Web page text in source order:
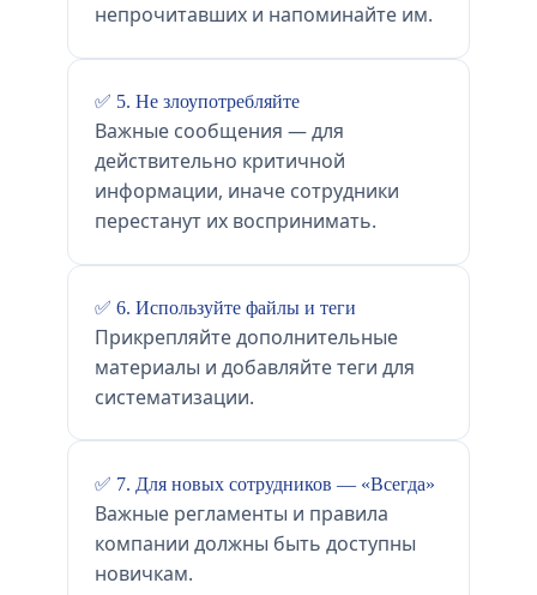
непрочитавших и напоминайте им.
✅ 5. Не злоупотребляйте
Важные сообщения — для
действительно критичной
информации, иначе сотрудники
перестанут их воспринимать.
✅ 6. Используйте файлы и теги
Прикрепляйте дополнительные
материалы и добавляйте теги для
систематизации.
✅ 7. Для новых сотрудников — «Всегда»
Важные регламенты и правила
компании должны быть доступны
новичкам.